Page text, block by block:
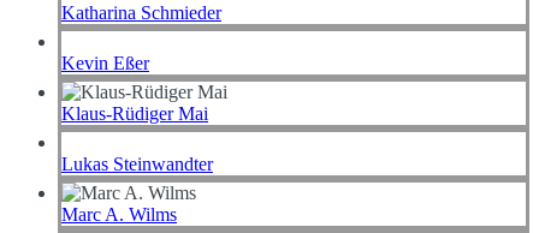
Katharina Schmieder
Kevin Eßer
Klaus-Rüdiger Mai
Lukas Steinwandter
Marc A. Wilms